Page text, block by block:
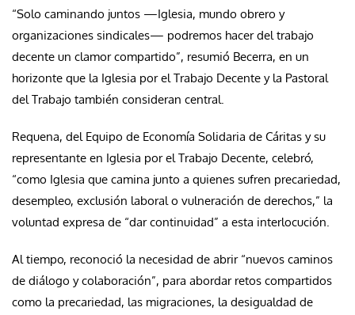
“Solo caminando juntos —Iglesia, mundo obrero y
organizaciones sindicales— podremos hacer del trabajo
decente un clamor compartido”, resumió Becerra, en un
horizonte que la Iglesia por el Trabajo Decente y la Pastoral
del Trabajo también consideran central.
Requena, del Equipo de Economía Solidaria de Cáritas y su
representante en Iglesia por el Trabajo Decente, celebró,
“como Iglesia que camina junto a quienes sufren precariedad,
desempleo, exclusión laboral o vulneración de derechos,” la
voluntad expresa de “dar continuidad” a esta interlocución.
Al tiempo, reconoció la necesidad de abrir “nuevos caminos
de diálogo y colaboración”, para abordar retos compartidos
como la precariedad, las migraciones, la desigualdad de